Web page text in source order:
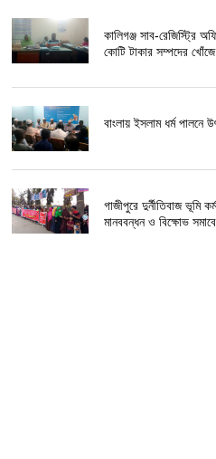
কালিগঞ্জ সাব-রেজিস্ট্রি
কোটি টাকার সম্পদের
বাংলায় ইসলাম ধর্ম পালনে
গাজীপুরে দুর্নীতিবাজ ভূমি
মানববন্ধন ও বিক্ষোভ